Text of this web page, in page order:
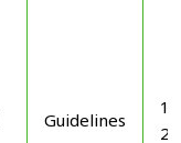
Guidelines